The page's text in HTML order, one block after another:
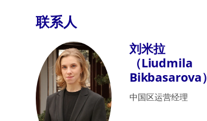
联系人
刘米拉
（Liudmila
Bikbasarova）
中国区运营经理